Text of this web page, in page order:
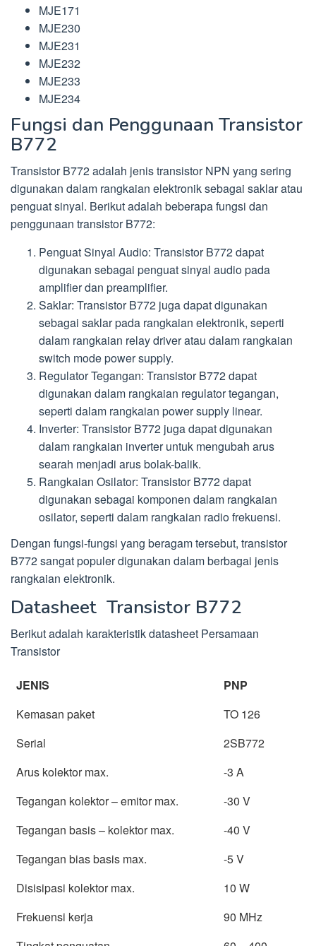
MJE171
MJE230
MJE231
MJE232
MJE233
MJE234
Fungsi dan Penggunaan Transistor
B772
Transistor B772 adalah jenis transistor NPN yang sering
digunakan dalam rangkaian elektronik sebagai saklar atau
penguat sinyal. Berikut adalah beberapa fungsi dan
penggunaan transistor B772:
Penguat Sinyal Audio: Transistor B772 dapat
digunakan sebagai penguat sinyal audio pada
amplifier dan preamplifier.
Saklar: Transistor B772 juga dapat digunakan
sebagai saklar pada rangkaian elektronik, seperti
dalam rangkaian relay driver atau dalam rangkaian
switch mode power supply.
Regulator Tegangan: Transistor B772 dapat
digunakan dalam rangkaian regulator tegangan,
seperti dalam rangkaian power supply linear.
Inverter: Transistor B772 juga dapat digunakan
dalam rangkaian inverter untuk mengubah arus
searah menjadi arus bolak-balik.
Rangkaian Osilator: Transistor B772 dapat
digunakan sebagai komponen dalam rangkaian
osilator, seperti dalam rangkaian radio frekuensi.
Dengan fungsi-fungsi yang beragam tersebut, transistor
B772 sangat populer digunakan dalam berbagai jenis
rangkaian elektronik.
Datasheet Transistor B772
Berikut adalah karakteristik datasheet Persamaan
Transistor
JENIS
PNP
Kemasan paket
TO 126
Serial
2SB772
Arus kolektor max.
-3 A
Tegangan kolektor – emitor max.
-30 V
Tegangan basis – kolektor max.
-40 V
Tegangan bias basis max.
-5 V
Disisipasi kolektor max.
10 W
Frekuensi kerja
90 MHz